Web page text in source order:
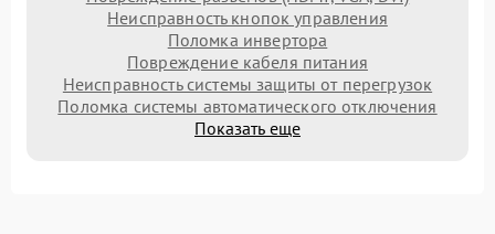
Неисправность кнопок управления
Поломка инвертора
Повреждение кабеля питания
Неисправность системы защиты от перегрузок
Поломка системы автоматического отключения
Показать еще